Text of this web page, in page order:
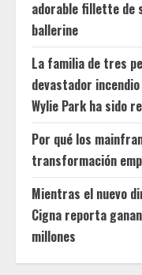
adorable fillette de
ballerine
La familia de tres
devastador
Wylie Park ha sido
Por qué los
transformación
Mientras el nuevo
Cigna reporta
millones